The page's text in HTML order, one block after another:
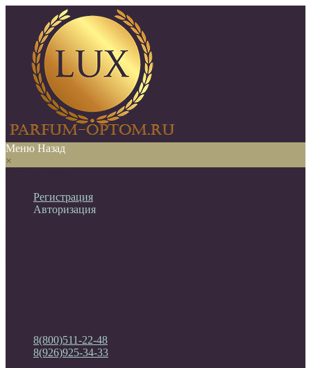
Меню Назад
×
Регистрация
Авторизация
8(800)511-22-48
8(926)925-34-33